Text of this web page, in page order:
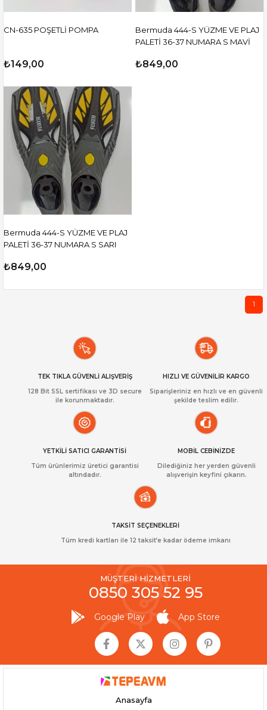
CN-635 POŞETLİ POMPA
₺149,00
Bermuda 444-S YÜZME VE PLAJ
PALETİ 36-37 NUMARA S MAVİ
₺849,00
Bermuda 444-S YÜZME VE PLAJ
PALETİ 36-37 NUMARA S SARI
₺849,00
1
TEK TIKLA GÜVENLİ ALIŞVERİŞ
128 Bit SSL sertifikası ve 3D secure
ile korunmaktadır.
HIZLI VE GÜVENİLİR KARGO
Siparişleriniz en hızlı ve en güvenli
şekilde teslim edilir.
YETKİLİ SATICI GARANTİSİ
Tüm ürünlerimiz üretici garantisi
altındadır.
MOBİL CEBİNİZDE
Dilediğiniz her yerden güvenli
alışverişin keyfini çıkarın.
TAKSİT SEÇENEKLERİ
Tüm kredi kartları ile 12 taksit’e kadar ödeme imkanı
MÜŞTERİ HİZMETLERİ
0850 305 52 95
Google Play App Store
Anasayfa